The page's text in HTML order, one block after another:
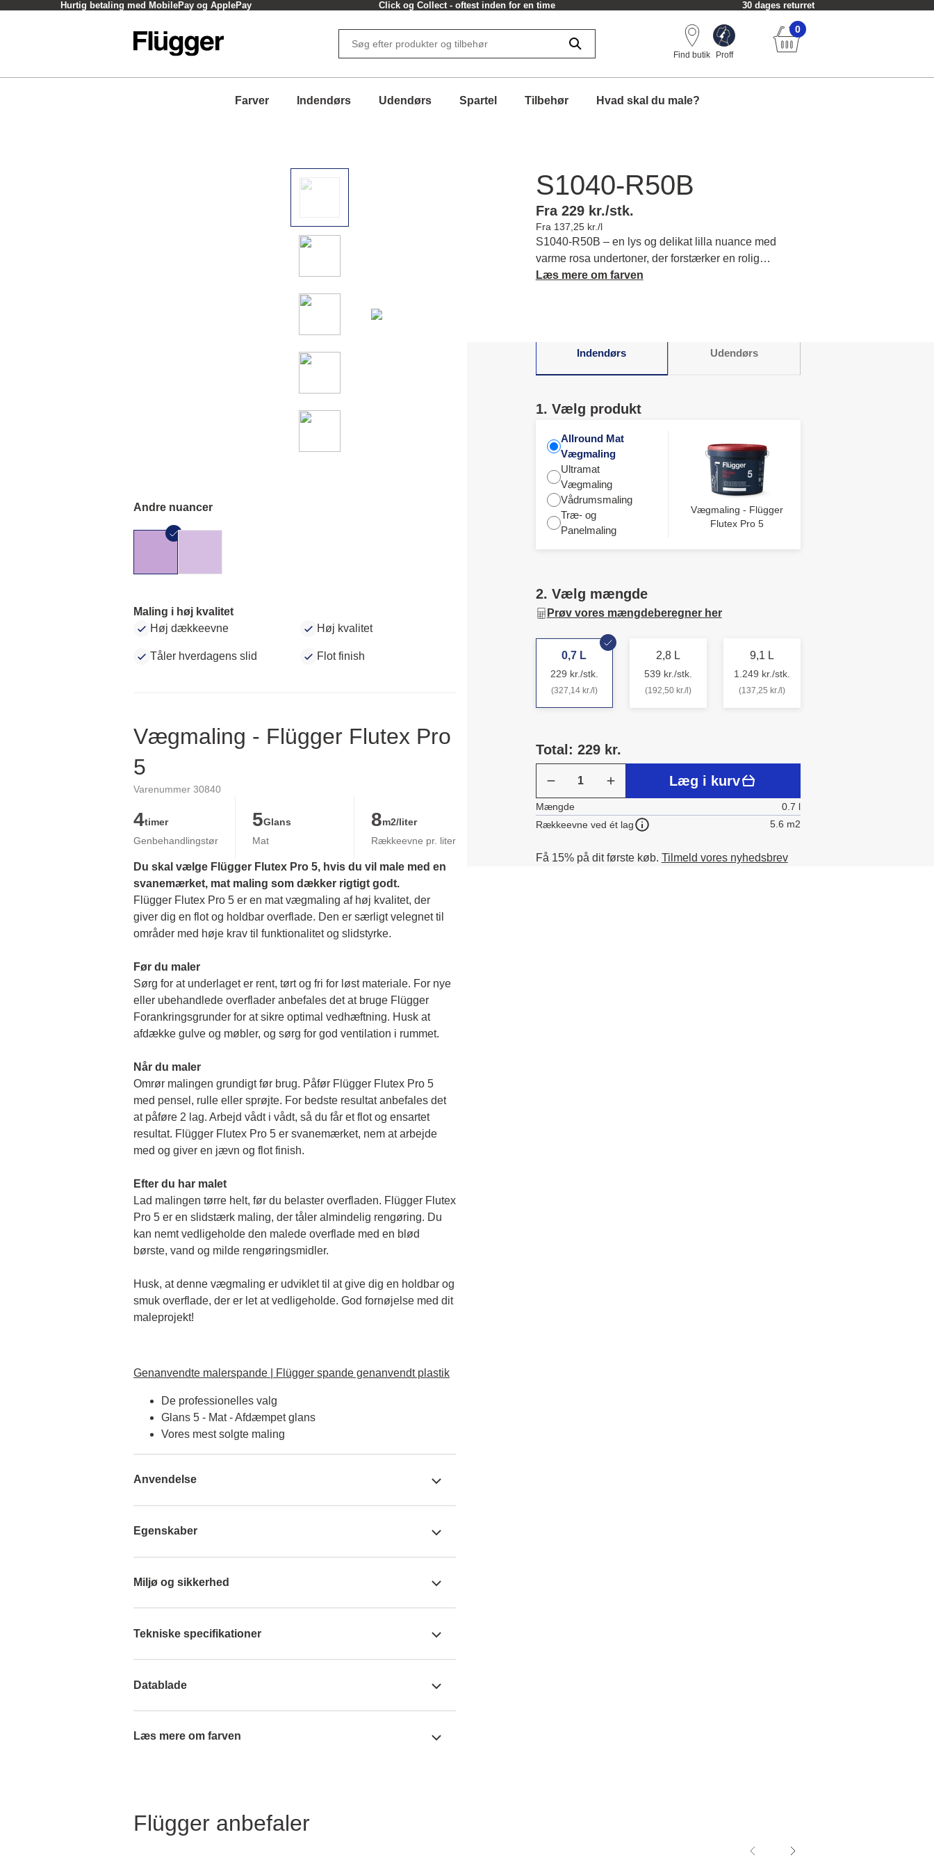
Hurtig betaling med MobilePay og ApplePay Click og Collect - oftest inden for en time 30 dages returret
Find butik Proff
0
Farver Indendørs Udendørs Spartel Tilbehør Hvad skal du male?
Andre nuancer
Maling i høj kvalitet
Høj dækkeevne
Høj kvalitet
Tåler hverdagens slid Flot finish
Vægmaling - Flügger Flutex Pro
5
Varenummer 30840
4timer
Genbehandlingstør
5Glans
Mat
8m2/liter
Rækkeevne pr. liter
Du skal vælge Flügger Flutex Pro 5, hvis du vil male med en
svanemærket, mat maling som dækker rigtigt godt.
Flügger Flutex Pro 5 er en mat vægmaling af høj kvalitet, der
giver dig en flot og holdbar overflade. Den er særligt velegnet til
områder med høje krav til funktionalitet og slidstyrke.
Før du maler
Sørg for at underlaget er rent, tørt og fri for løst materiale. For nye
eller ubehandlede overflader anbefales det at bruge Flügger
Forankringsgrunder for at sikre optimal vedhæftning. Husk at
afdække gulve og møbler, og sørg for god ventilation i rummet.
Når du maler
Omrør malingen grundigt før brug. Påfør Flügger Flutex Pro 5
med pensel, rulle eller sprøjte. For bedste resultat anbefales det
at påføre 2 lag. Arbejd vådt i vådt, så du får et flot og ensartet
resultat. Flügger Flutex Pro 5 er svanemærket, nem at arbejde
med og giver en jævn og flot finish.
Efter du har malet
Lad malingen tørre helt, før du belaster overfladen. Flügger Flutex
Pro 5 er en slidstærk maling, der tåler almindelig rengøring. Du
kan nemt vedligeholde den malede overflade med en blød
børste, vand og milde rengøringsmidler.
Husk, at denne vægmaling er udviklet til at give dig en holdbar og
smuk overflade, der er let at vedligeholde. God fornøjelse med dit
maleprojekt!
Genanvendte malerspande | Flügger spande genanvendt plastik
De professionelles valg
Glans 5 - Mat - Afdæmpet glans
Vores mest solgte maling
Anvendelse
Egenskaber
Miljø og sikkerhed
Tekniske specifikationer
Datablade
Læs mere om farven
S1040-R50B
Fra 229 kr./stk.
Fra 137,25 kr./l
S1040-R50B – en lys og delikat lilla nuance med
varme rosa undertoner, der forstærker en rolig
stemning og skaber en indbydende atmosfære, når du
Læs mere om farven
Indendørs Udendørs
1. Vælg produkt
Allround Mat
Vægmaling
Ultramat
Vægmaling
Vådrumsmaling
Træ- og
Panelmaling
Vægmaling - Flügger
Flutex Pro 5
2. Vælg mængde
Prøv vores mængdeberegner her
0,7 L
229 kr./stk.
(327,14 kr./l)
2,8 L
539 kr./stk.
(192,50 kr./l)
9,1 L
1.249 kr./stk.
(137,25 kr./l)
Total: 229 kr.
Læg i kurv
Mængde
0.7 l
Rækkeevne ved ét lag
5.6 m2
Få 15% på dit første køb. Tilmeld vores nyhedsbrev
Flügger anbefaler